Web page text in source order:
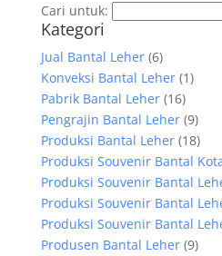
Cari untuk:
Kategori
Jual Bantal Leher(6)
Konveksi Bantal Leher(1)
Pabrik Bantal Leher(16)
Pengrajin Bantal Leher(9)
Produksi Bantal Leher(18)
Produksi Souvenir Bantal
Produksi Souvenir Bantal
Produksi Souvenir Bantal
Produksi Souvenir Bantal
Produsen Bantal Leher(9)